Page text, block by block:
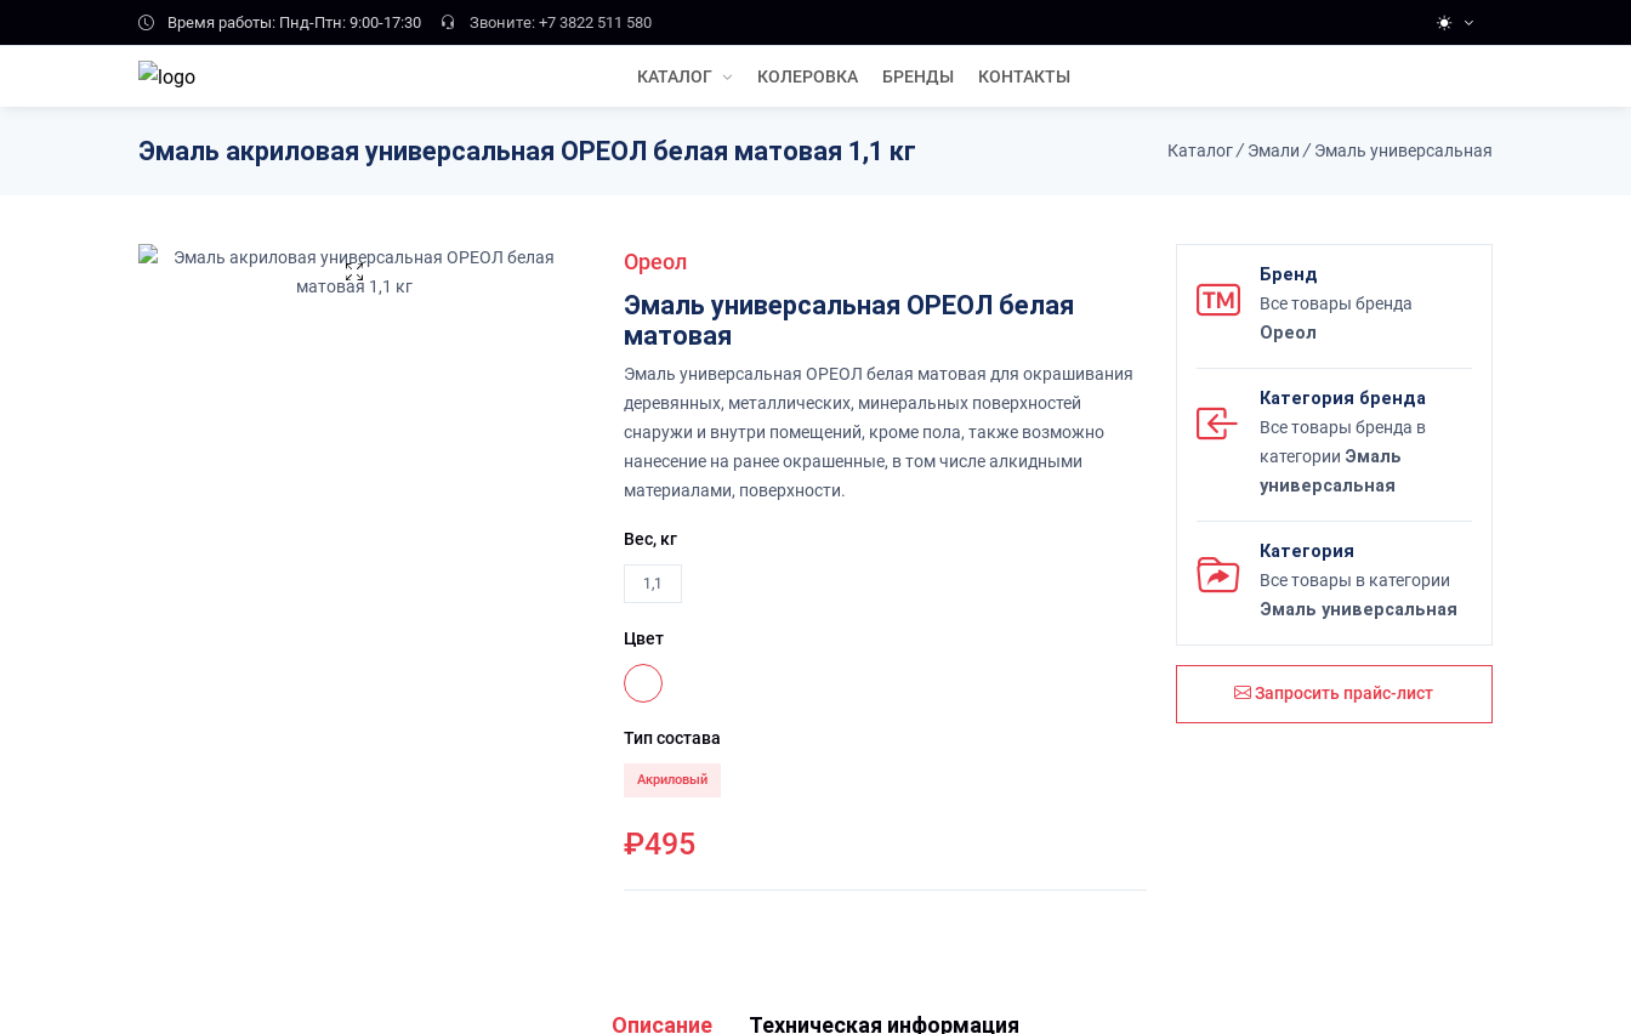
Skip to main content Время работы: Пнд-Птн: 9:00-17:30 Звоните: +7 3822 511 580
КАТАЛОГ КОЛЕРОВКА БРЕНДЫ КОНТАКТЫ
Эмаль акриловая универсальная ОРЕОЛ белая матовая 1,1 кг Каталог/ Эмали / Эмаль универсальная
Ореол
Эмаль универсальная ОРЕОЛ белая
матовая
Эмаль универсальная ОРЕОЛ белая матовая для окрашивания
деревянных, металлических, минеральных поверхностей
снаружи и внутри помещений, кроме пола, также возможно
нанесение на ранее окрашенные, в том числе алкидными
материалами, поверхности.
Вес, кг
1,1
Цвет
Тип состава
Акриловый
₽495
Бренд
Все товары бренда
Ореол
Категория бренда
Все товары бренда в
категории Эмаль
универсальная
Категория
Все товары в категории
Эмаль универсальная
Запросить прайс-лист
Описание Техническая информация